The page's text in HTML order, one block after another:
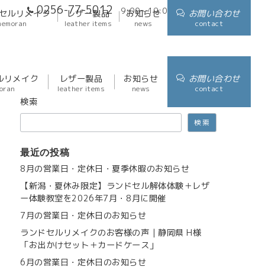
0256-77-5012 9:00～19:00 アクセス
リメイク レザー製品
leather items
お知らせ
news
お問い合わせ
contact
ルリメイク レザー製品
leather items
お知らせ
news
お問い合わせ
contact
検索
検索
最近の投稿
8月の営業日・定休日・夏季休暇のお知らせ
【新潟・夏休み限定】ランドセル解体体験＋レザ
ー体験教室を2026年7月・8月に開催
7月の営業日・定休日のお知らせ
ランドセルリメイクのお客様の声｜静岡県 H様
「お出かけセット＋カードケース」
6月の営業日・定休日のお知らせ